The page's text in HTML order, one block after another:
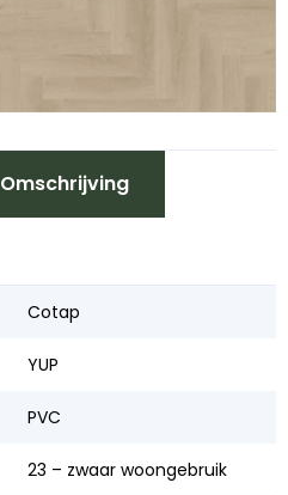
Omschrijving
Cotap
YUP
PVC
23 – zwaar woongebruik